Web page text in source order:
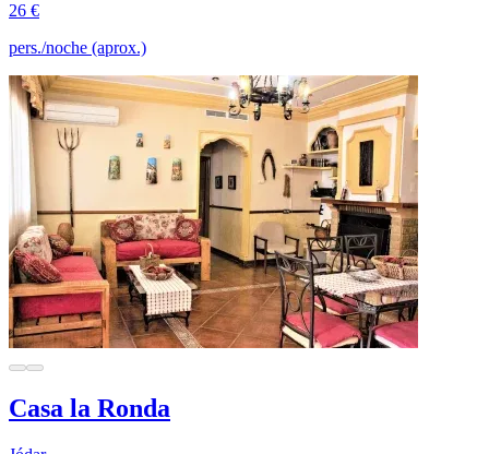
26 €
pers./noche (aprox.)
Casa la Ronda